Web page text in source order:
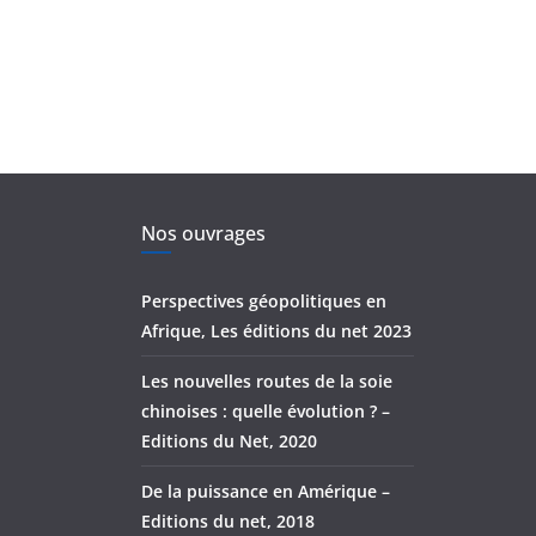
Nos ouvrages
Perspectives géopolitiques en
Afrique, Les éditions du net 2023
Les nouvelles routes de la soie
chinoises : quelle évolution ? –
Editions du Net, 2020
De la puissance en Amérique –
Editions du net, 2018